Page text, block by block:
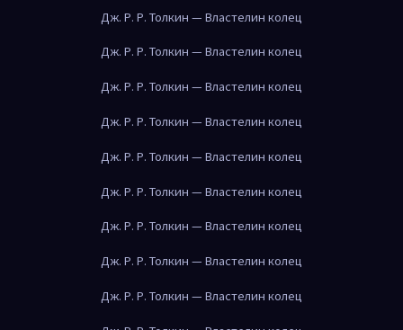
Дж. Р. Р. Толкин — Властелин колец
Дж. Р. Р. Толкин — Властелин колец
Дж. Р. Р. Толкин — Властелин колец
Дж. Р. Р. Толкин — Властелин колец
Дж. Р. Р. Толкин — Властелин колец
Дж. Р. Р. Толкин — Властелин колец
Дж. Р. Р. Толкин — Властелин колец
Дж. Р. Р. Толкин — Властелин колец
Дж. Р. Р. Толкин — Властелин колец